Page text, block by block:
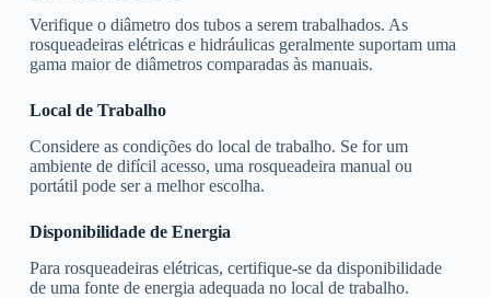
Verifique o diâmetro dos tubos a serem trabalhados. As
rosqueadeiras elétricas e hidráulicas geralmente suportam uma
gama maior de diâmetros comparadas às manuais.
Local de Trabalho
Considere as condições do local de trabalho. Se for um
ambiente de difícil acesso, uma rosqueadeira manual ou
portátil pode ser a melhor escolha.
Disponibilidade de Energia
Para rosqueadeiras elétricas, certifique-se da disponibilidade
de uma fonte de energia adequada no local de trabalho.